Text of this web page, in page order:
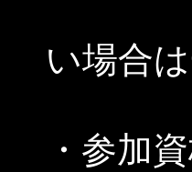
い場合
・参加